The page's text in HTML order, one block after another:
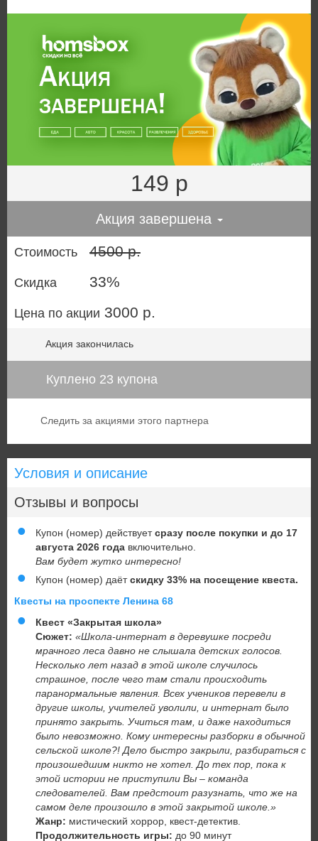
149 р
Акция завершена
Стоимость 4500 р.
Скидка 33%
Цена по акции 3000 р.
Акция закончилась
Куплено 23 купона
Следить за акциями этого партнера
Условия и описание
Отзывы и вопросы
Купон (номер) действуетсразу после покупки и до 17
августа 2026 года включительно.
Вам будет жутко интересно!
Купон (номер) даётскидку 33% на посещение квеста.
Квесты на проспекте Ленина 68
Квест «Закрытая школа»
Сюжет: «Школа-интернат в деревушке посреди
мрачного леса давно не слышала детских голосов.
Несколько лет назад в этой школе случилось
страшное, после чего там стали происходить
паранормальные явления. Всех учеников перевели в
другие школы, учителей уволили, и интернат было
принято закрыть. Учиться там, и даже находиться
было невозможно. Кому интересны разборки в обычной
сельской школе?! Дело быстро закрыли, разбираться с
произошедшим никто не хотел. До тех пор, пока к
этой истории не приступили Вы – команда
следователей. Вам предстоит разузнать, что же на
самом деле произошло в этой закрытой школе.»
Жанр: мистический хоррор, квест-детектив.
Продолжительность игры: до 90 минут